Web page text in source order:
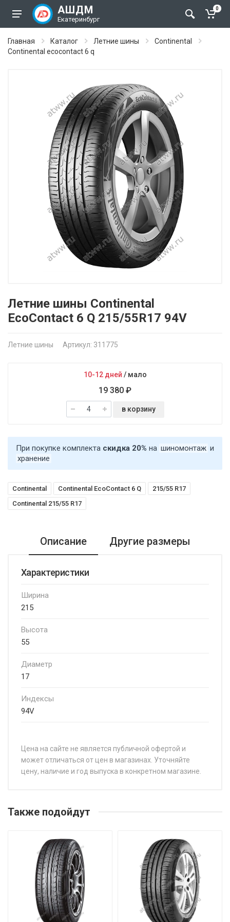
АШДМ
Екатеринбург
0
Главная Каталог Летние шины
Continental
Continental ecocontact 6 q
Летние шины Continental
EcoContact 6 Q 215/55R17 94V
Летние шины Артикул: 311775
10-12 дней / мало
19 380 ₽
в корзину
При покупке комплекта скидка 20% на шиномонтаж и
хранение
Continental Continental EcoContact 6 Q
215/55 R17
Continental 215/55 R17
Описание Другие размеры
Характеристики
Ширина
215
Высота
55
Диаметр
17
Индексы
94V
Цена на сайте не является публичной офертой и
может отличаться от цен в магазинах. Уточняйте
цену, наличие и год выпуска в конкретном магазине.
Continental EcoContact 6 Q 215/60R17 96H
Continental EcoContact 6 Q 235/45R21 101H
Continental EcoContact 6 Q 235/55R19 101T
Continental EcoContact 6 Q 235/55R19 105T
Также подойдут